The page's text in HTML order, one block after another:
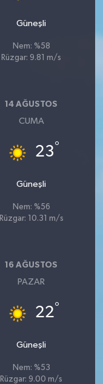
Güneşli
Nem: %58
Rüzgar: 9.81 m/s
14 AĞUSTOS
CUMA
23°
Güneşli
Nem: %56
Rüzgar: 10.31 m/s
16 AĞUSTOS
PAZAR
22°
Güneşli
Nem: %53
Rüzgar: 9.00 m/s